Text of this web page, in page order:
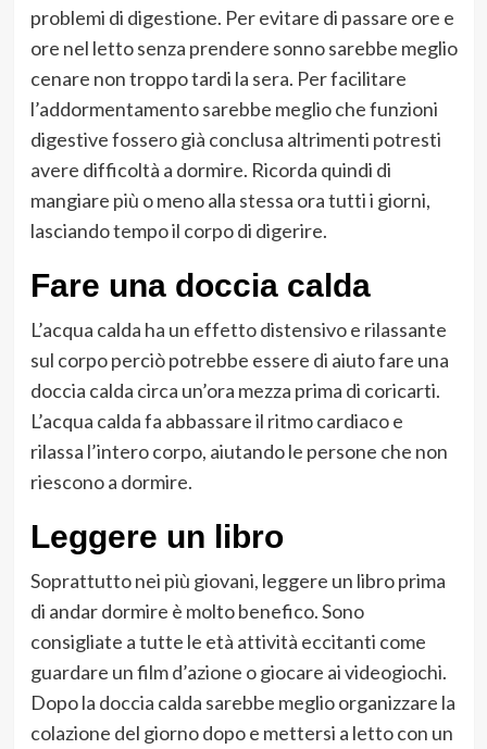
problemi di digestione. Per evitare di passare ore e
ore nel letto senza prendere sonno sarebbe meglio
cenare non troppo tardi la sera. Per facilitare
l’addormentamento sarebbe meglio che funzioni
digestive fossero già conclusa altrimenti potresti
avere difficoltà a dormire. Ricorda quindi di
mangiare più o meno alla stessa ora tutti i giorni,
lasciando tempo il corpo di digerire.
Fare una doccia calda
L’acqua calda ha un effetto distensivo e rilassante
sul corpo perciò potrebbe essere di aiuto fare una
doccia calda circa un’ora mezza prima di coricarti.
L’acqua calda fa abbassare il ritmo cardiaco e
rilassa l’intero corpo, aiutando le persone che non
riescono a dormire.
Leggere un libro
Soprattutto nei più giovani, leggere un libro prima
di andar dormire è molto benefico. Sono
consigliate a tutte le età attività eccitanti come
guardare un film d’azione o giocare ai videogiochi.
Dopo la doccia calda sarebbe meglio organizzare la
colazione del giorno dopo e mettersi a letto con un